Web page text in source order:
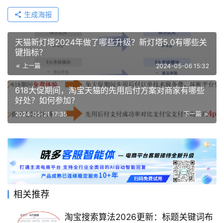
生成海报
天猫新灯塔2024年做了哪些升级？新灯塔5.0有哪些关
键指标？
上一篇 2024-05-06 15:32
618大促期间，淘宝天猫的先用后付方案对商家有哪些
好处？如何参加？
下一篇
2024-05-21 17:35
相关推荐
淘宝搜索算法2026更新：标题关键词布